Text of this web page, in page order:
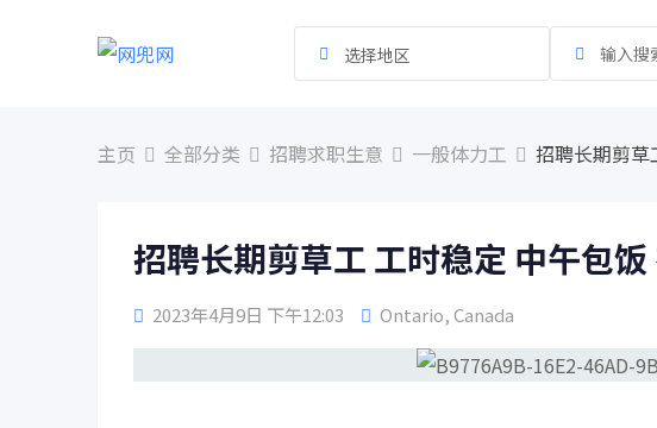
选择地区
主页 全部分类 招聘求职生意 一般体力工 招聘长期剪草
招聘长期剪草工 工时稳定 中午包
2023年4月9日 下午12:03 Ontario,Canada